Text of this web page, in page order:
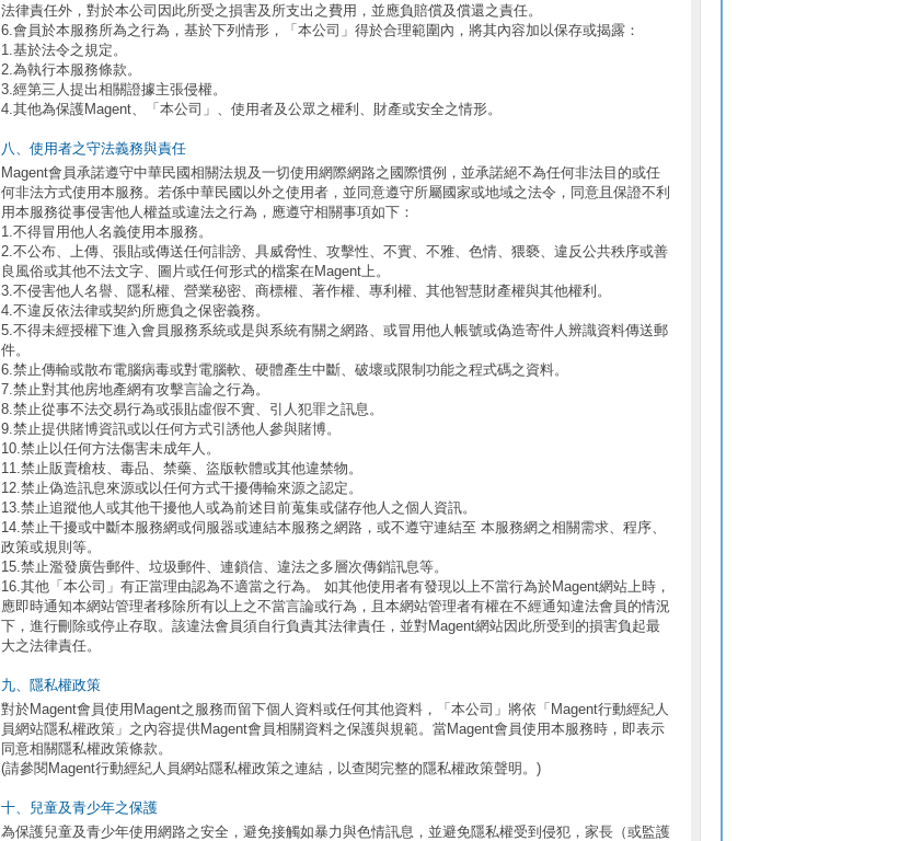
法律責任外，對於本公司因此所受之損害及所支出之費用，並應負賠償及償還之責任。
6.會員於本服務所為之行為，基於下列情形，「本公司」得於合理範圍內，將其內容加以保存或揭露：
1.基於法令之規定。
2.為執行本服務條款。
3.經第三人提出相關證據主張侵權。
4.其他為保護Magent、「本公司」、使用者及公眾之權利、財產或安全之情形。
八、使用者之守法義務與責任
Magent會員承諾遵守中華民國相關法規及一切使用網際網路之國際慣例，並承諾絕不為任何非法目的或任
何非法方式使用本服務。若係中華民國以外之使用者，並同意遵守所屬國家或地域之法令，同意且保證不利
用本服務從事侵害他人權益或違法之行為，應遵守相關事項如下：
1.不得冒用他人名義使用本服務。
2.不公布、上傳、張貼或傳送任何誹謗、具威脅性、攻擊性、不實、不雅、色情、猥褻、違反公共秩序或善
良風俗或其他不法文字、圖片或任何形式的檔案在Magent上。
3.不侵害他人名譽、隱私權、營業秘密、商標權、著作權、專利權、其他智慧財產權與其他權利。
4.不違反依法律或契約所應負之保密義務。
5.不得未經授權下進入會員服務系統或是與系統有關之網路、或冒用他人帳號或偽造寄件人辨識資料傳送郵
件。
6.禁止傳輸或散布電腦病毒或對電腦軟、硬體產生中斷、破壞或限制功能之程式碼之資料。
7.禁止對其他房地產網有攻擊言論之行為。
8.禁止從事不法交易行為或張貼虛假不實、引人犯罪之訊息。
9.禁止提供賭博資訊或以任何方式引誘他人參與賭博。
10.禁止以任何方法傷害未成年人。
11.禁止販賣槍枝、毒品、禁藥、盜版軟體或其他違禁物。
12.禁止偽造訊息來源或以任何方式干擾傳輸來源之認定。
13.禁止追蹤他人或其他干擾他人或為前述目前蒐集或儲存他人之個人資訊。
14.禁止干擾或中斷本服務網或伺服器或連結本服務之網路，或不遵守連結至 本服務網之相關需求、程序、
政策或規則等。
15.禁止濫發廣告郵件、垃圾郵件、連鎖信、違法之多層次傳銷訊息等。
16.其他「本公司」有正當理由認為不適當之行為。 如其他使用者有發現以上不當行為於Magent網站上時，
應即時通知本網站管理者移除所有以上之不當言論或行為，且本網站管理者有權在不經通知違法會員的情況
下，進行刪除或停止存取。該違法會員須自行負責其法律責任，並對Magent網站因此所受到的損害負起最
大之法律責任。
九、隱私權政策
對於Magent會員使用Magent之服務而留下個人資料或任何其他資料，「本公司」將依「Magent行動經紀人
員網站隱私權政策」之內容提供Magent會員相關資料之保護與規範。當Magent會員使用本服務時，即表示
同意相關隱私權政策條款。
(請參閱Magent行動經紀人員網站隱私權政策之連結，以查閱完整的隱私權政策聲明。)
十、兒童及青少年之保護
為保護兒童及青少年使用網路之安全，避免接觸如暴力與色情訊息，並避免隱私權受到侵犯，家長（或監護